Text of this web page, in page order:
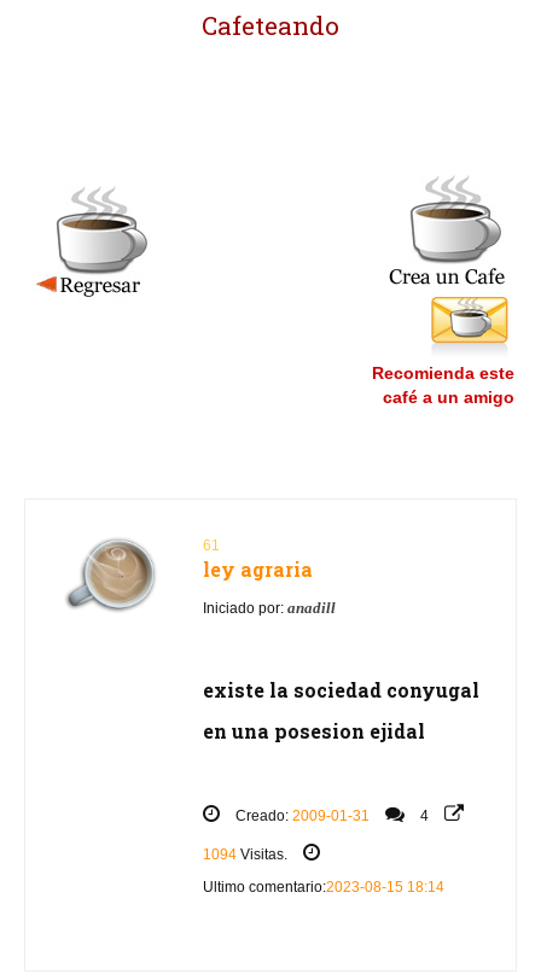
Cafeteando
Recomienda este
café a un amigo
61
ley agraria
Iniciado por: anadill
existe la sociedad conyugal
en una posesion ejidal
Creado: 2009-01-31 4
1094 Visitas.
Ultimo comentario:2023-08-15 18:14